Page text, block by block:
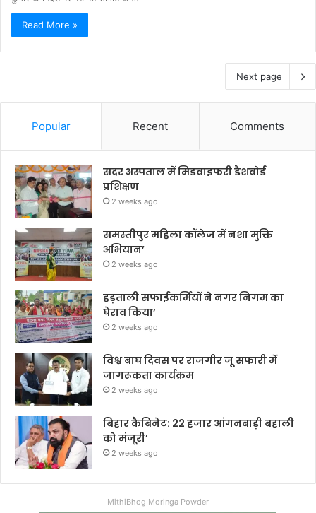
Read More »
Next page
Popular Recent Comments
सदर अस्पताल में मिडवाइफरी डैशबोर्ड
प्रशिक्षण
2 weeks ago
समस्तीपुर महिला कॉलेज में नशा मुक्ति
अभियान’
2 weeks ago
हड़ताली सफाईकर्मियों ने नगर निगम का
घेराव किया’
2 weeks ago
विश्व बाघ दिवस पर राजगीर जू सफारी में
जागरूकता कार्यक्रम
2 weeks ago
बिहार कैबिनेट: 22 हजार आंगनबाड़ी बहाली
को मंजूरी’
2 weeks ago
MithiBhog Moringa Powder